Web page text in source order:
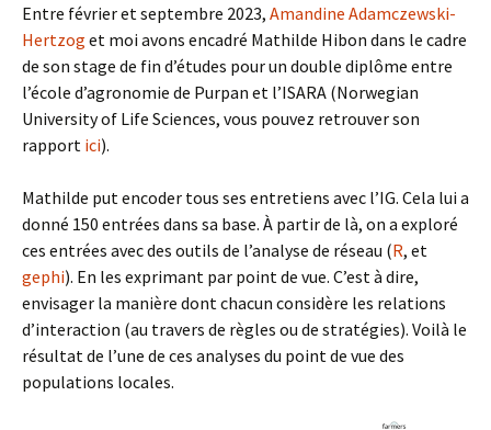
Entre février et septembre 2023, Amandine Adamczewski-
Hertzog et moi avons encadré Mathilde Hibon dans le cadre
de son stage de fin d’études pour un double diplôme entre
l’école d’agronomie de Purpan et l’ISARA (Norwegian
University of Life Sciences, vous pouvez retrouver son
rapport ici).
Mathilde put encoder tous ses entretiens avec l’IG. Cela lui a
donné 150 entrées dans sa base. À partir de là, on a exploré
ces entrées avec des outils de l’analyse de réseau (R, et
gephi). En les exprimant par point de vue. C’est à dire,
envisager la manière dont chacun considère les relations
d’interaction (au travers de règles ou de stratégies). Voilà le
résultat de l’une de ces analyses du point de vue des
populations locales.